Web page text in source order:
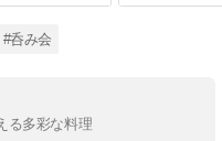
#呑み会
る多彩な料理